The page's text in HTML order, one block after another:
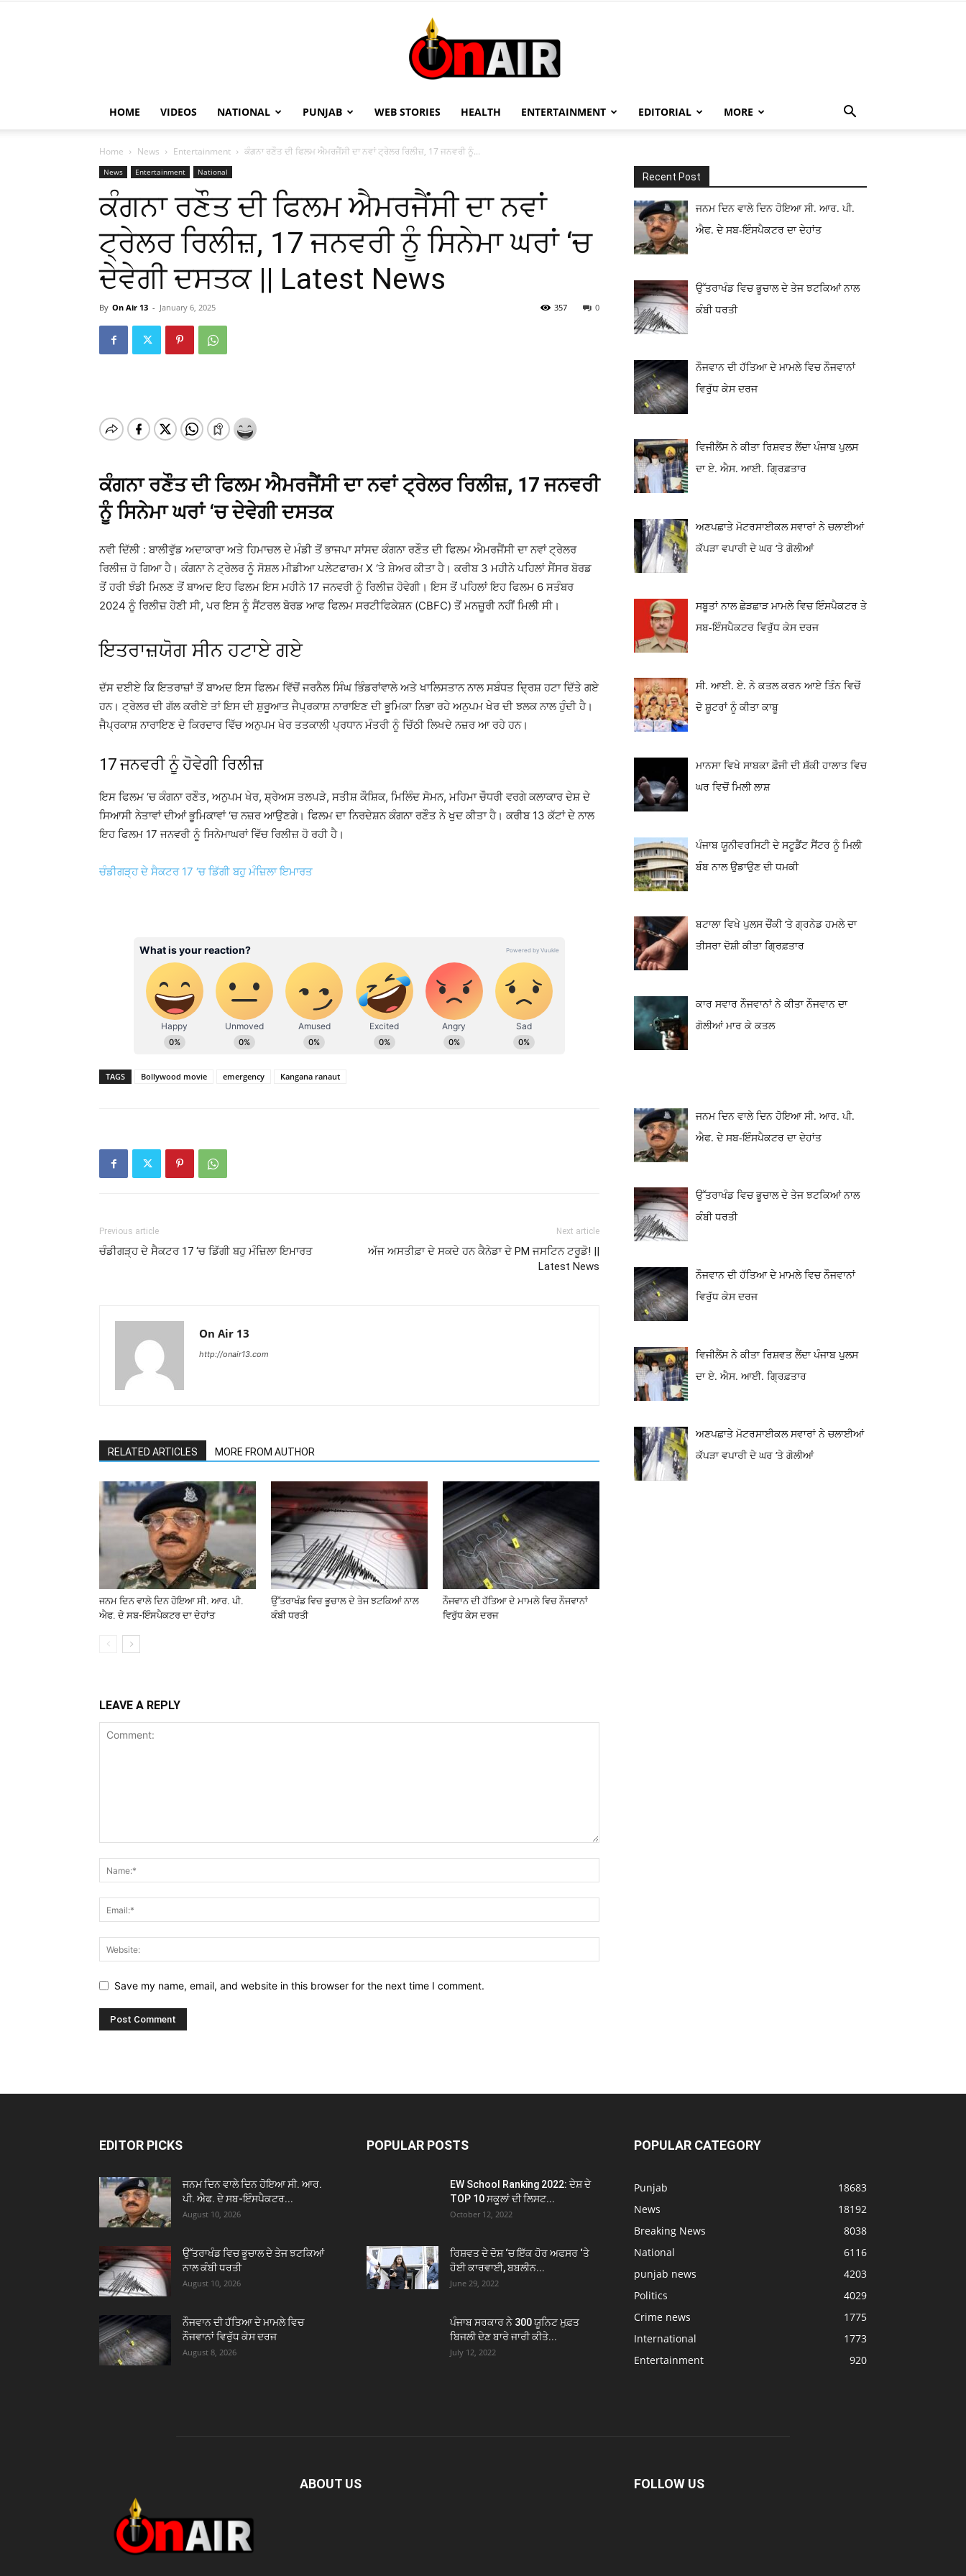
HOME VIDEOS NATIONAL PUNJAB WEB STORIES HEALTH ENTERTAINMENT EDITORIAL MORE
Home News Entertainment ਕੰਗਨਾ ਰਣੌਤ ਦੀ ਫਿਲਮ ਐਮਰਜੈਂਸੀ ਦਾ ਨਵਾਂ ਟ੍ਰੇਲਰ ਰਿਲੀਜ਼, 17 ਜਨਵਰੀ ਨੂੰ...
News Entertainment National
ਕੰਗਨਾ ਰਣੌਤ ਦੀ ਫਿਲਮ ਐਮਰਜੈਂਸੀ ਦਾ ਨਵਾਂ
ਟ੍ਰੇਲਰ ਰਿਲੀਜ਼, 17 ਜਨਵਰੀ ਨੂੰ ਸਿਨੇਮਾ ਘਰਾਂ ‘ਚ
ਦੇਵੇਗੀ ਦਸਤਕ || Latest News
By On Air 13 - January 6, 2025 0
357
ਕੰਗਨਾ ਰਣੌਤ ਦੀ ਫਿਲਮ ਐਮਰਜੈਂਸੀ ਦਾ ਨਵਾਂ ਟ੍ਰੇਲਰ ਰਿਲੀਜ਼, 17 ਜਨਵਰੀ
ਨੂੰ ਸਿਨੇਮਾ ਘਰਾਂ ‘ਚ ਦੇਵੇਗੀ ਦਸਤਕ
ਨਵੀ ਦਿੱਲੀ : ਬਾਲੀਵੁੱਡ ਅਦਾਕਾਰਾ ਅਤੇ ਹਿਮਾਚਲ ਦੇ ਮੰਡੀ ਤੋਂ ਭਾਜਪਾ ਸਾਂਸਦ ਕੰਗਨਾ ਰਣੌਤ ਦੀ ਫਿਲਮ ਐਮਰਜੈਂਸੀ ਦਾ ਨਵਾਂ ਟ੍ਰੇਲਰ
ਰਿਲੀਜ਼ ਹੋ ਗਿਆ ਹੈ। ਕੰਗਨਾ ਨੇ ਟ੍ਰੇਲਰ ਨੂੰ ਸੋਸ਼ਲ ਮੀਡੀਆ ਪਲੇਟਫਾਰਮ X ‘ਤੇ ਸ਼ੇਅਰ ਕੀਤਾ ਹੈ। ਕਰੀਬ 3 ਮਹੀਨੇ ਪਹਿਲਾਂ ਸੈਂਸਰ ਬੋਰਡ
ਤੋਂ ਹਰੀ ਝੰਡੀ ਮਿਲਣ ਤੋਂ ਬਾਅਦ ਇਹ ਫਿਲਮ ਇਸ ਮਹੀਨੇ 17 ਜਨਵਰੀ ਨੂੰ ਰਿਲੀਜ਼ ਹੋਵੇਗੀ। ਇਸ ਤੋਂ ਪਹਿਲਾਂ ਇਹ ਫਿਲਮ 6 ਸਤੰਬਰ
2024 ਨੂੰ ਰਿਲੀਜ਼ ਹੋਣੀ ਸੀ, ਪਰ ਇਸ ਨੂੰ ਸੈਂਟਰਲ ਬੋਰਡ ਆਫ ਫਿਲਮ ਸਰਟੀਫਿਕੇਸ਼ਨ (CBFC) ਤੋਂ ਮਨਜ਼ੂਰੀ ਨਹੀਂ ਮਿਲੀ ਸੀ।
ਇਤਰਾਜ਼ਯੋਗ ਸੀਨ ਹਟਾਏ ਗਏ
ਦੱਸ ਦਈਏ ਕਿ ਇਤਰਾਜ਼ਾਂ ਤੋਂ ਬਾਅਦ ਇਸ ਫਿਲਮ ਵਿੱਚੋਂ ਜਰਨੈਲ ਸਿੰਘ ਭਿੰਡਰਾਂਵਾਲੇ ਅਤੇ ਖਾਲਿਸਤਾਨ ਨਾਲ ਸਬੰਧਤ ਦ੍ਰਿਸ਼ ਹਟਾ ਦਿੱਤੇ ਗਏ
ਹਨ। ਟ੍ਰੇਲਰ ਦੀ ਗੱਲ ਕਰੀਏ ਤਾਂ ਇਸ ਦੀ ਸ਼ੁਰੂਆਤ ਜੈਪ੍ਰਕਾਸ਼ ਨਾਰਾਇਣ ਦੀ ਭੂਮਿਕਾ ਨਿਭਾ ਰਹੇ ਅਨੁਪਮ ਖੇਰ ਦੀ ਝਲਕ ਨਾਲ ਹੁੰਦੀ ਹੈ।
ਜੈਪ੍ਰਕਾਸ਼ ਨਾਰਾਇਣ ਦੇ ਕਿਰਦਾਰ ਵਿੱਚ ਅਨੁਪਮ ਖੇਰ ਤਤਕਾਲੀ ਪ੍ਰਧਾਨ ਮੰਤਰੀ ਨੂੰ ਚਿੱਠੀ ਲਿਖਦੇ ਨਜ਼ਰ ਆ ਰਹੇ ਹਨ।
17 ਜਨਵਰੀ ਨੂੰ ਹੋਵੇਗੀ ਰਿਲੀਜ਼
ਇਸ ਫਿਲਮ ‘ਚ ਕੰਗਨਾ ਰਣੌਤ, ਅਨੁਪਮ ਖੇਰ, ਸ਼੍ਰੇਅਸ ਤਲਪੜੇ, ਸਤੀਸ਼ ਕੌਸ਼ਿਕ, ਮਿਲਿੰਦ ਸੋਮਨ, ਮਹਿਮਾ ਚੌਧਰੀ ਵਰਗੇ ਕਲਾਕਾਰ ਦੇਸ਼ ਦੇ
ਸਿਆਸੀ ਨੇਤਾਵਾਂ ਦੀਆਂ ਭੂਮਿਕਾਵਾਂ ‘ਚ ਨਜ਼ਰ ਆਉਣਗੇ। ਫਿਲਮ ਦਾ ਨਿਰਦੇਸ਼ਨ ਕੰਗਨਾ ਰਣੌਤ ਨੇ ਖੁਦ ਕੀਤਾ ਹੈ। ਕਰੀਬ 13 ਕੱਟਾਂ ਦੇ ਨਾਲ
ਇਹ ਫਿਲਮ 17 ਜਨਵਰੀ ਨੂੰ ਸਿਨੇਮਾਘਰਾਂ ਵਿੱਚ ਰਿਲੀਜ਼ ਹੋ ਰਹੀ ਹੈ।
ਚੰਡੀਗੜ੍ਹ ਦੇ ਸੈਕਟਰ 17 ‘ਚ ਡਿੱਗੀ ਬਹੁ ਮੰਜ਼ਿਲਾ ਇਮਾਰਤ
TAGS Bollywood movie emergency Kangana ranaut
Previous article
ਚੰਡੀਗੜ੍ਹ ਦੇ ਸੈਕਟਰ 17 ‘ਚ ਡਿੱਗੀ ਬਹੁ ਮੰਜ਼ਿਲਾ ਇਮਾਰਤ
Next article
ਅੱਜ ਅਸਤੀਫ਼ਾ ਦੇ ਸਕਦੇ ਹਨ ਕੈਨੇਡਾ ਦੇ PM ਜਸਟਿਨ ਟਰੂਡੋ! ||
Latest News
On Air 13
http://onair13.com
RELATED ARTICLES MORE FROM AUTHOR
ਜਨਮ ਦਿਨ ਵਾਲੇ ਦਿਨ ਹੋਇਆ ਸੀ. ਆਰ. ਪੀ.
ਐਫ. ਦੇ ਸਬ-ਇੰਸਪੈਕਟਰ ਦਾ ਦੇਹਾਂਤ
ਉੱਤਰਾਖੰਡ ਵਿਚ ਭੂਚਾਲ ਦੇ ਤੇਜ ਝਟਕਿਆਂ ਨਾਲ
ਕੰਬੀ ਧਰਤੀ
ਨੌਜਵਾਨ ਦੀ ਹੱਤਿਆ ਦੇ ਮਾਮਲੇ ਵਿਚ ਨੌਜਵਾਨਾਂ
ਵਿਰੁੱਧ ਕੇਸ ਦਰਜ
LEAVE A REPLY
Save my name, email, and website in this browser for the next time I comment.
Recent Post
ਜਨਮ ਦਿਨ ਵਾਲੇ ਦਿਨ ਹੋਇਆ ਸੀ. ਆਰ. ਪੀ.
ਐਫ. ਦੇ ਸਬ-ਇੰਸਪੈਕਟਰ ਦਾ ਦੇਹਾਂਤ
ਉੱਤਰਾਖੰਡ ਵਿਚ ਭੂਚਾਲ ਦੇ ਤੇਜ ਝਟਕਿਆਂ ਨਾਲ
ਕੰਬੀ ਧਰਤੀ
ਨੌਜਵਾਨ ਦੀ ਹੱਤਿਆ ਦੇ ਮਾਮਲੇ ਵਿਚ ਨੌਜਵਾਨਾਂ
ਵਿਰੁੱਧ ਕੇਸ ਦਰਜ
ਵਿਜੀਲੈਂਸ ਨੇ ਕੀਤਾ ਰਿਸ਼ਵਤ ਲੈਂਦਾ ਪੰਜਾਬ ਪੁਲਸ
ਦਾ ਏ. ਐਸ. ਆਈ. ਗ੍ਰਿਫ਼ਤਾਰ
ਅਣਪਛਾਤੇ ਮੋਟਰਸਾਈਕਲ ਸਵਾਰਾਂ ਨੇ ਚਲਾਈਆਂ
ਕੱਪੜਾ ਵਪਾਰੀ ਦੇ ਘਰ ‘ਤੇ ਗੋਲੀਆਂ
ਸਬੂਤਾਂ ਨਾਲ ਛੇੜਛਾੜ ਮਾਮਲੇ ਵਿਚ ਇੰਸਪੈਕਟਰ ਤੇ
ਸਬ-ਇੰਸਪੈਕਟਰ ਵਿਰੁੱਧ ਕੇਸ ਦਰਜ
ਸੀ. ਆਈ. ਏ. ਨੇ ਕਤਲ ਕਰਨ ਆਏ ਤਿੰਨ ਵਿਚੋਂ
ਦੋ ਸ਼ੂਟਰਾਂ ਨੂੰ ਕੀਤਾ ਕਾਬੂ
ਮਾਨਸਾ ਵਿਖੇ ਸਾਬਕਾ ਫ਼ੌਜੀ ਦੀ ਸ਼ੱਕੀ ਹਾਲਾਤ ਵਿਚ
ਘਰ ਵਿਚੋਂ ਮਿਲੀ ਲਾਸ਼
ਪੰਜਾਬ ਯੂਨੀਵਰਸਿਟੀ ਦੇ ਸਟੂਡੈਂਟ ਸੈਂਟਰ ਨੂੰ ਮਿਲੀ
ਬੰਬ ਨਾਲ ਉਡਾਉਣ ਦੀ ਧਮਕੀ
ਬਟਾਲਾ ਵਿਖੇ ਪੁਲਸ ਚੌਂਕੀ ‘ਤੇ ਗ੍ਰਨੇਡ ਹਮਲੇ ਦਾ
ਤੀਸਰਾ ਦੋਸ਼ੀ ਕੀਤਾ ਗ੍ਰਿਫ਼ਤਾਰ
ਕਾਰ ਸਵਾਰ ਨੌਜਵਾਨਾਂ ਨੇ ਕੀਤਾ ਨੌਜਵਾਨ ਦਾ
ਗੋਲੀਆਂ ਮਾਰ ਕੇ ਕਤਲ
ਜਨਮ ਦਿਨ ਵਾਲੇ ਦਿਨ ਹੋਇਆ ਸੀ. ਆਰ. ਪੀ.
ਐਫ. ਦੇ ਸਬ-ਇੰਸਪੈਕਟਰ ਦਾ ਦੇਹਾਂਤ
ਉੱਤਰਾਖੰਡ ਵਿਚ ਭੂਚਾਲ ਦੇ ਤੇਜ ਝਟਕਿਆਂ ਨਾਲ
ਕੰਬੀ ਧਰਤੀ
ਨੌਜਵਾਨ ਦੀ ਹੱਤਿਆ ਦੇ ਮਾਮਲੇ ਵਿਚ ਨੌਜਵਾਨਾਂ
ਵਿਰੁੱਧ ਕੇਸ ਦਰਜ
ਵਿਜੀਲੈਂਸ ਨੇ ਕੀਤਾ ਰਿਸ਼ਵਤ ਲੈਂਦਾ ਪੰਜਾਬ ਪੁਲਸ
ਦਾ ਏ. ਐਸ. ਆਈ. ਗ੍ਰਿਫ਼ਤਾਰ
ਅਣਪਛਾਤੇ ਮੋਟਰਸਾਈਕਲ ਸਵਾਰਾਂ ਨੇ ਚਲਾਈਆਂ
ਕੱਪੜਾ ਵਪਾਰੀ ਦੇ ਘਰ ‘ਤੇ ਗੋਲੀਆਂ
EDITOR PICKS
ਜਨਮ ਦਿਨ ਵਾਲੇ ਦਿਨ ਹੋਇਆ ਸੀ. ਆਰ.
ਪੀ. ਐਫ. ਦੇ ਸਬ-ਇੰਸਪੈਕਟਰ...
August 10, 2026
ਉੱਤਰਾਖੰਡ ਵਿਚ ਭੂਚਾਲ ਦੇ ਤੇਜ ਝਟਕਿਆਂ
ਨਾਲ ਕੰਬੀ ਧਰਤੀ
August 10, 2026
ਨੌਜਵਾਨ ਦੀ ਹੱਤਿਆ ਦੇ ਮਾਮਲੇ ਵਿਚ
ਨੌਜਵਾਨਾਂ ਵਿਰੁੱਧ ਕੇਸ ਦਰਜ
August 8, 2026
POPULAR POSTS
EW School Ranking 2022: ਦੇਸ਼ ਦੇ
TOP 10 ਸਕੂਲਾਂ ਦੀ ਲਿਸਟ...
October 12, 2022
ਰਿਸ਼ਵਤ ਦੇ ਦੋਸ਼ ‘ਚ ਇੱਕ ਹੋਰ ਅਫਸਰ ‘ਤੇ
ਹੋਈ ਕਾਰਵਾਈ, ਬਬਲੀਨ...
June 29, 2022
ਪੰਜਾਬ ਸਰਕਾਰ ਨੇ 300 ਯੂਨਿਟ ਮੁਫ਼ਤ
ਬਿਜਲੀ ਦੇਣ ਬਾਰੇ ਜਾਰੀ ਕੀਤੇ...
July 12, 2022
POPULAR CATEGORY
Punjab
18683
News
18192
Breaking News
8038
National
6116
punjab news
4203
Politics
4029
Crime news
1775
International
1773
Entertainment
920
ABOUT US FOLLOW US